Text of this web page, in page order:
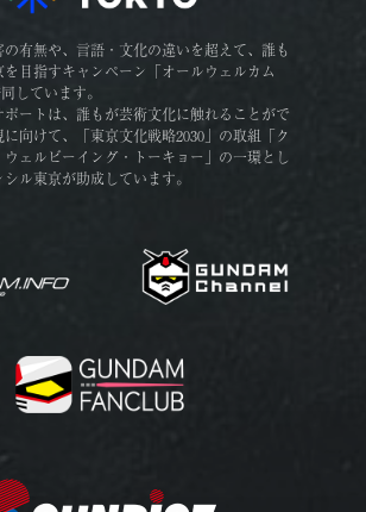
有無や、言語・文化の違いを超えて、誰も
目指すキャンペーン「オールウェルカム
しています。
ートは、誰もが芸術文化に触れることがで
向けて、「東京文化戦略2030」の取組「ク
ウェルビーイング・トーキョー」の一環とし
ル東京が助成しています。